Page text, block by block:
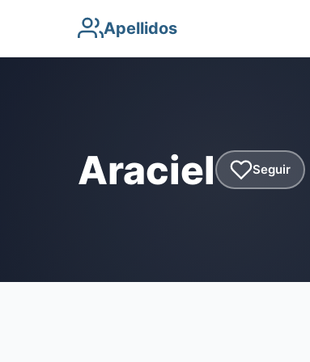
Apellidos
Araciel Seguir